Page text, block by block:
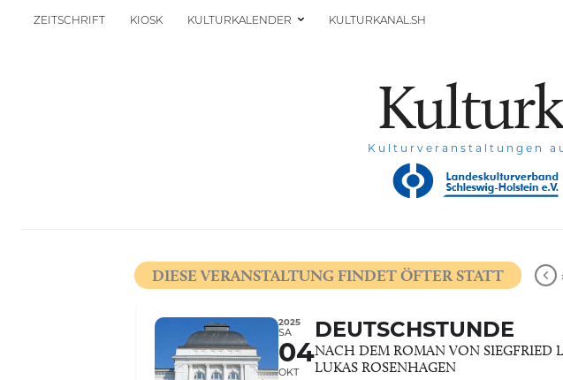
ZEITSCHRIFT KIOSK KULTURKALENDER KULTURKANAL.SH
Kulturveranstaltungen
DIESE VERANSTALTUNG FINDET ÖFTER STATT
2025
SA
04
OKT
DEUTSCHSTUNDE
NACH DEM ROMAN VON SIEGFRIED
LUKAS ROSENHAGEN